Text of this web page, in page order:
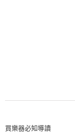
買樂器必知導讀